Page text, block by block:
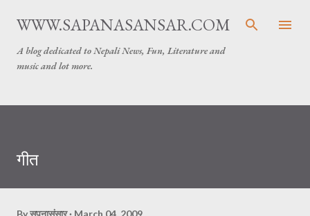
Skip to main content
WWW.SAPANASANSAR.COM
A blog dedicated to Nepali News, Fun, Literature and
music and lot more.
गीत
Byसपनासंसार March 04, 2009